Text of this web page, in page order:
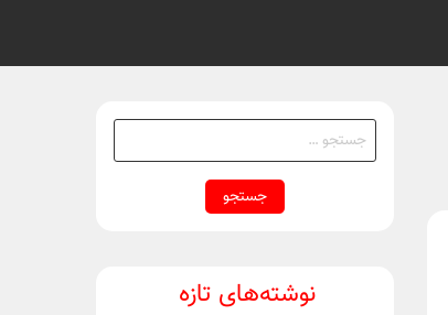
جستجو
برای:
نوشته‌های تازه